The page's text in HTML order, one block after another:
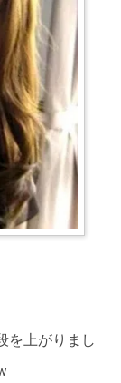
を上がりまし